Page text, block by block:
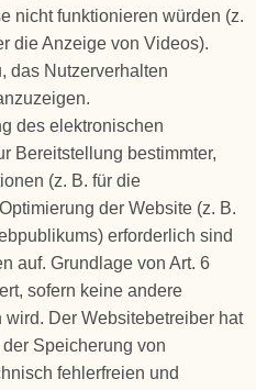
nicht funktionieren würden (z.
die Anzeige von Videos).
das Nutzerverhalten
des elektronischen
Bereitstellung bestimmter,
(z. B. für die
der Website (z. B.
erforderlich sind
auf. Grundlage von Art. 6
sofern keine andere
Der Websitebetreiber hat
Speicherung von
fehlerfreien und